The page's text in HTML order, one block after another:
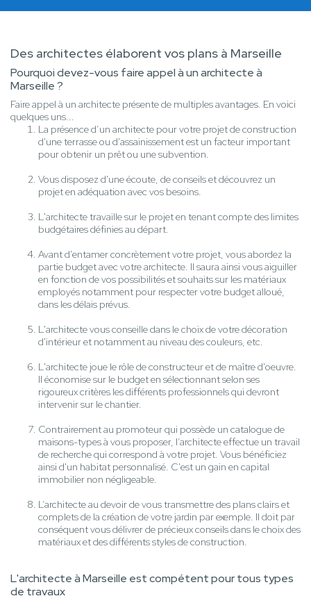
Des architectes élaborent vos plans à Marseille
Pourquoi devez-vous faire appel à un architecte à
Marseille ?
Faire appel à un architecte présente de multiples avantages. En voici
quelques uns...
La présence d’un architecte pour votre projet de construction
d'une terrasse ou d'assainissement est un facteur important
pour obtenir un prêt ou une subvention.
Vous disposez d'une écoute, de conseils et découvrez un
projet en adéquation avec vos besoins.
L'architecte travaille sur le projet en tenant compte des limites
budgétaires définies au départ.
Avant d'entamer concrètement votre projet, vous abordez la
partie budget avec votre architecte. Il saura ainsi vous aiguiller
en fonction de vos possibilités et souhaits sur les matériaux
employés notamment pour respecter votre budget alloué,
dans les délais prévus.
L'architecte vous conseille dans le choix de votre décoration
d'intérieur et notamment au niveau des couleurs, etc.
L'architecte joue le rôle de constructeur et de maître d'oeuvre.
Il économise sur le budget en sélectionnant selon ses
rigoureux critères les différents professionnels qui devront
intervenir sur le chantier.
Contrairement au promoteur qui possède un catalogue de
maisons-types à vous proposer, l’architecte effectue un travail
de recherche qui correspond à votre projet. Vous bénéficiez
ainsi d'un habitat personnalisé. C'est un gain en capital
immobilier non négligeable.
L’architecte au devoir de vous transmettre des plans clairs et
complets de la création de votre jardin par exemple. Il doit par
conséquent vous délivrer de précieux conseils dans le choix des
matériaux et des différents styles de construction.
L'architecte à Marseille est compétent pour tous types
de travaux